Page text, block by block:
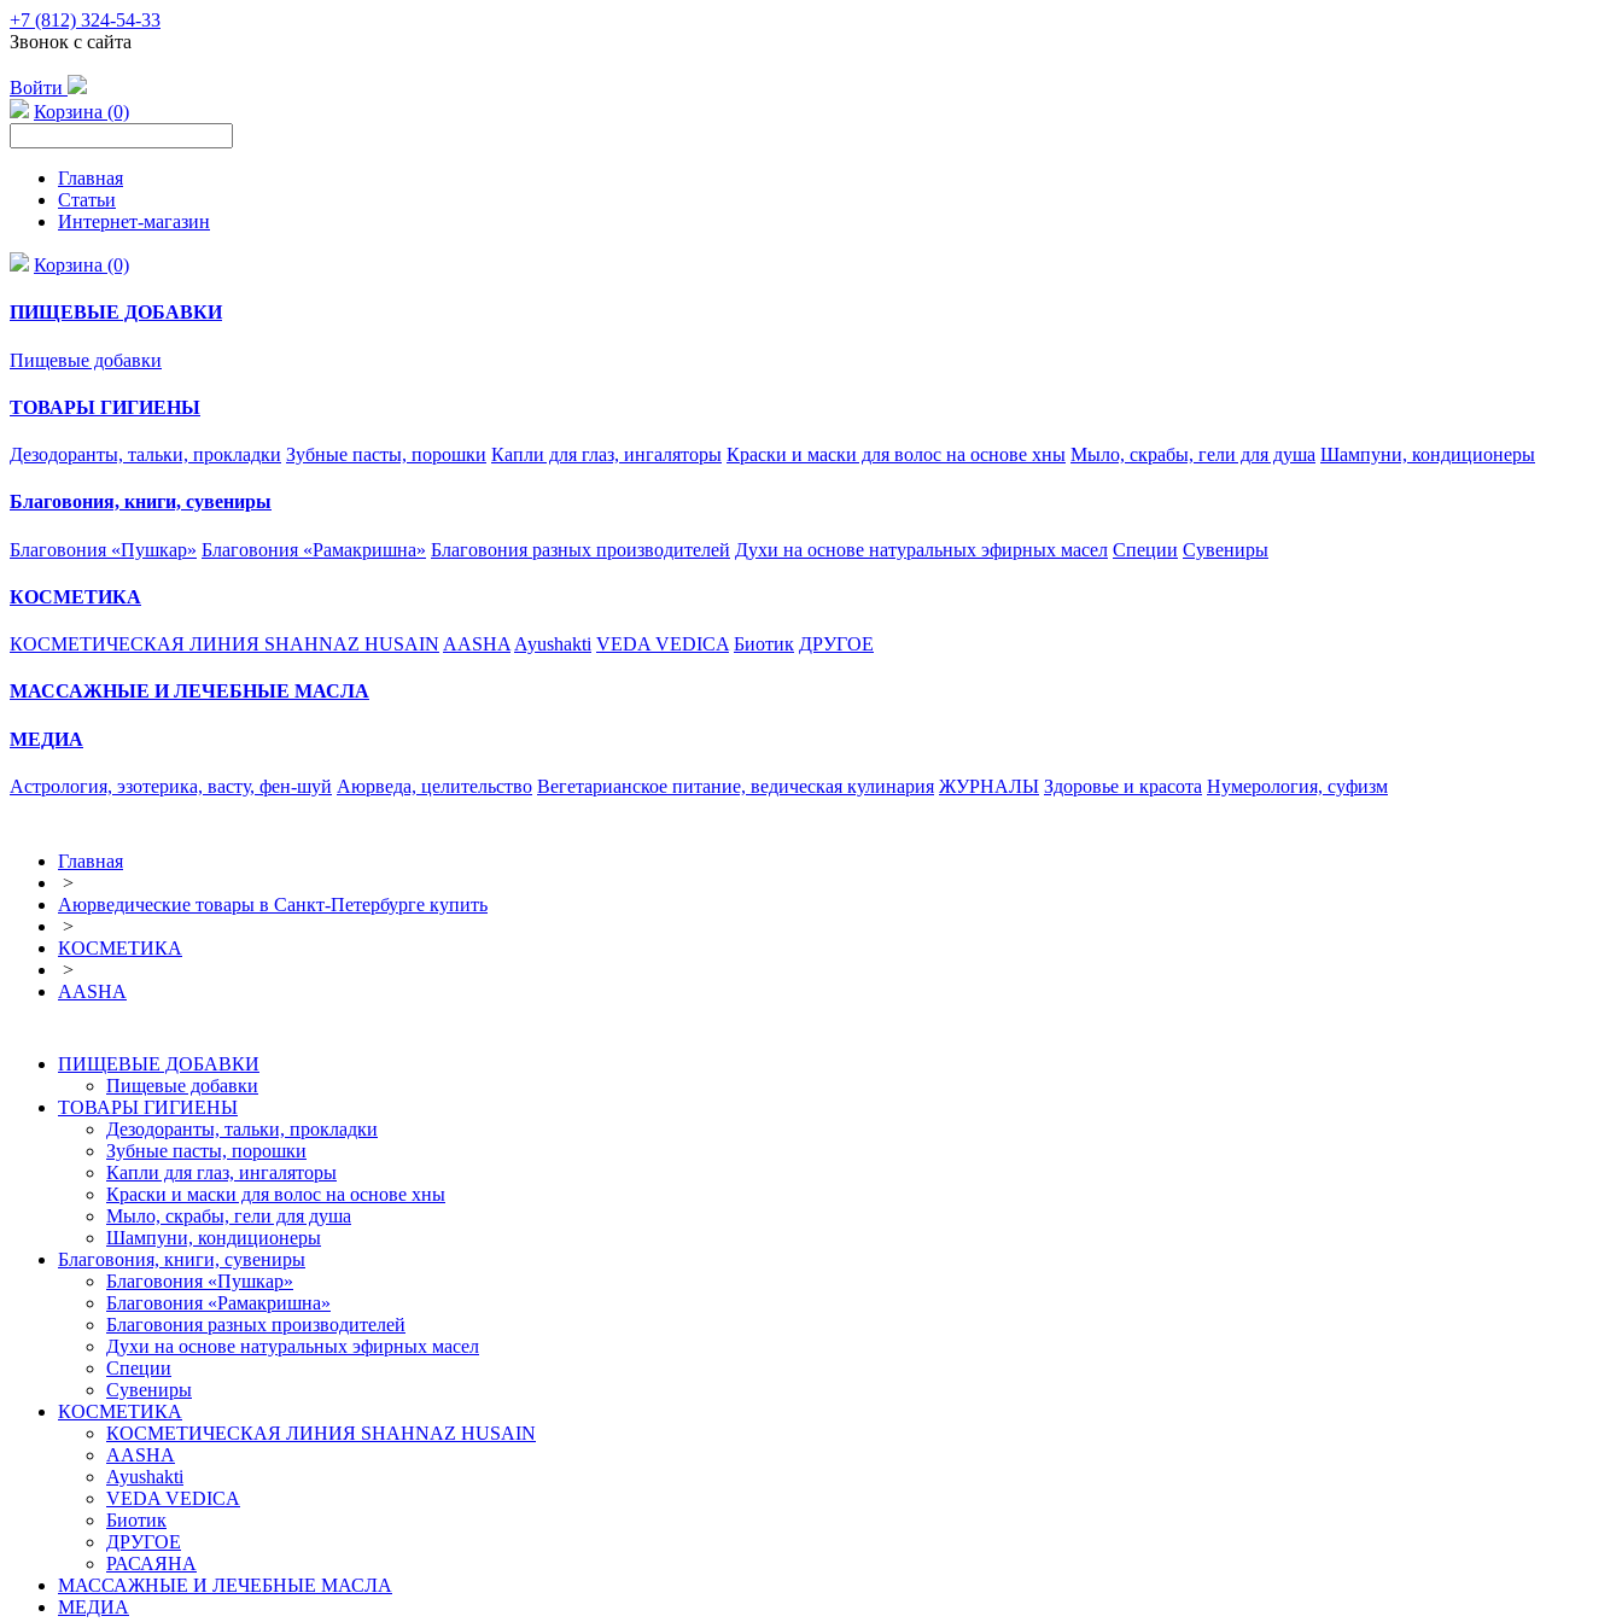
+7 (812) 324-54-33
Звонок с сайта
Войти
Корзина (0)
Главная
Статьи
Интернет-магазин
Корзина (0)
ПИЩЕВЫЕ ДОБАВКИ
Пищевые добавки
ТОВАРЫ ГИГИЕНЫ
Дезодоранты, тальки, прокладки Зубные пасты, порошки Капли для глаз, ингаляторы Краски и маски для волос на основе хны Мыло, скрабы, гели для душа Шампуни, кондиционеры
Благовония, книги, сувениры
Благовония «Пушкар» Благовония «Рамакришна» Благовония разных производителей Духи на основе натуральных эфирных масел Специи Сувениры
КОСМЕТИКА
КОСМЕТИЧЕСКАЯ ЛИНИЯ SHAHNAZ HUSAIN AASHA Ayushakti VEDA VEDICA Биотик ДРУГОЕ
МАССАЖНЫЕ И ЛЕЧЕБНЫЕ МАСЛА
МЕДИА
Астрология, эзотерика, васту, фен-шуй Аюрведа, целительство Вегетарианское питание, ведическая кулинария ЖУРНАЛЫ Здоровье и красота Нумерология, суфизм
Главная
>
Аюрведические товары в Санкт-Петербурге купить
>
КОСМЕТИКА
>
AASHA
ПИЩЕВЫЕ ДОБАВКИ
Пищевые добавки
ТОВАРЫ ГИГИЕНЫ
Дезодоранты, тальки, прокладки
Зубные пасты, порошки
Капли для глаз, ингаляторы
Краски и маски для волос на основе хны
Мыло, скрабы, гели для душа
Шампуни, кондиционеры
Благовония, книги, сувениры
Благовония «Пушкар»
Благовония «Рамакришна»
Благовония разных производителей
Духи на основе натуральных эфирных масел
Специи
Сувениры
КОСМЕТИКА
КОСМЕТИЧЕСКАЯ ЛИНИЯ SHAHNAZ HUSAIN
AASHA
Ayushakti
VEDA VEDICA
Биотик
ДРУГОЕ
РАСАЯНА
МАССАЖНЫЕ И ЛЕЧЕБНЫЕ МАСЛА
МЕДИА